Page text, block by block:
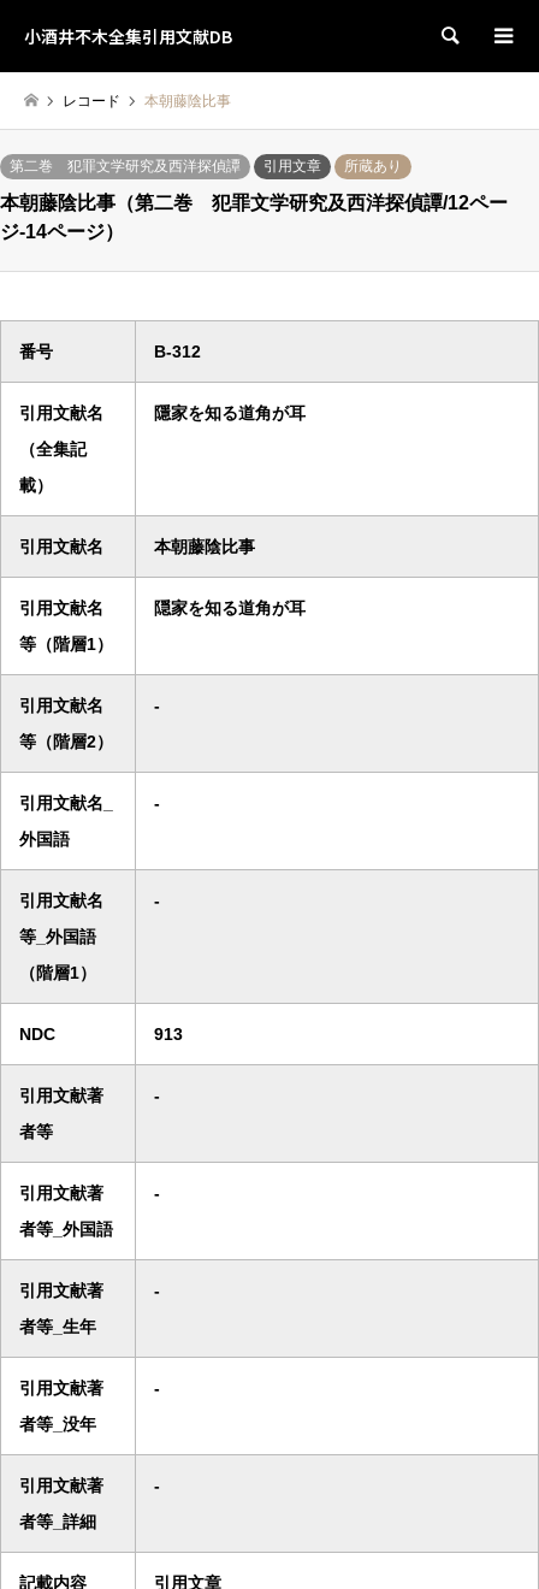
小酒井不木全集引用文献DB 検索
レコード 本朝藤陰比事
第二巻 犯罪文学研究及西洋探偵譚 引用文章 所蔵あり
本朝藤陰比事（第二巻 犯罪文学研究及西洋探偵譚/12ペー
ジ-14ページ）
番号 B-312
引用文献名
（全集記
載）
隱家を知る道角が耳
引用文献名 本朝藤陰比事
引用文献名
等（階層1）
隠家を知る道角が耳
引用文献名
等（階層2）
-
引用文献名_
外国語
-
引用文献名
等_外国語
（階層1）
-
NDC 913
引用文献著
者等
-
引用文献著
者等_外国語
-
引用文献著
者等_生年
-
引用文献著
者等_没年
-
引用文献著
者等_詳細
-
記載内容 引用文章